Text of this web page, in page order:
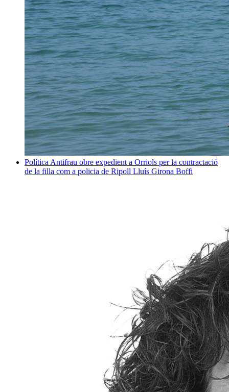
Política Antifrau obre expedient a Orriols per la contractació
de la filla com a policia de Ripoll Lluís Girona Boffi